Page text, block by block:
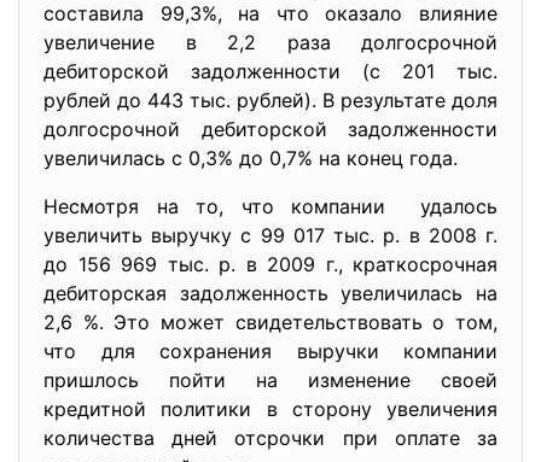
составила 99,3%, на что оказало влияние
увеличение в 2,2 раза долгосрочной
дебиторской задолженности (с 201 тыс.
рублей до 443 тыс. рублей). В результате доля
долгосрочной дебиторской задолженности
увеличилась с 0,3% до 0,7% на конец года.
Несмотря на то, что компании удалось
увеличить выручку с 99 017 тыс. р. в 2008 г.
до 156 969 тыс. р. в 2009 г., краткосрочная
дебиторская задолженность увеличилась на
2,6 %. Это может свидетельствовать о том,
что для сохранения выручки компании
пришлось пойти на изменение своей
кредитной политики в сторону увеличения
количества дней отсрочки при оплате за